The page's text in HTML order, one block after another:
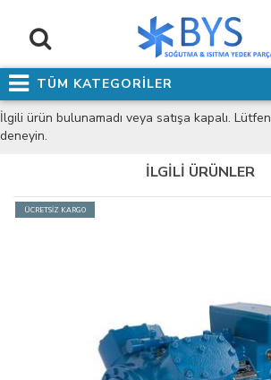
TÜM KATEGORİLER
İlgili ürün bulunamadı veya satışa kapalı.
deneyin.
İLGİLİ ÜRÜNLER
ÜCRETSİZ KARGO